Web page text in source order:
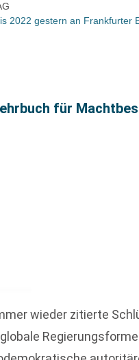
2022 gestern an Frankfurter
für
wieder zitierte